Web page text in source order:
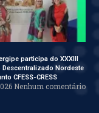
participa do XXXIII
Descentralizado Nordeste
CFESS-CRESS
Nenhum comentário